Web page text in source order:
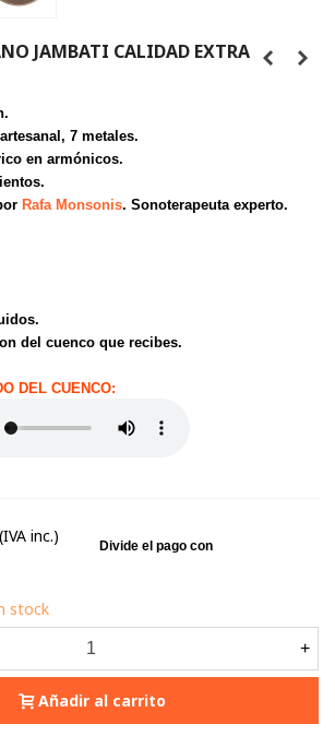
JAMBATI CALIDAD EXTRA
7 metales.
en armónicos.
Rafa Monsonis. Sonoterapeuta experto.
del cuenco que recibes.
DEL CUENCO:
(IVA inc.)
stock
+
Añadir al carrito